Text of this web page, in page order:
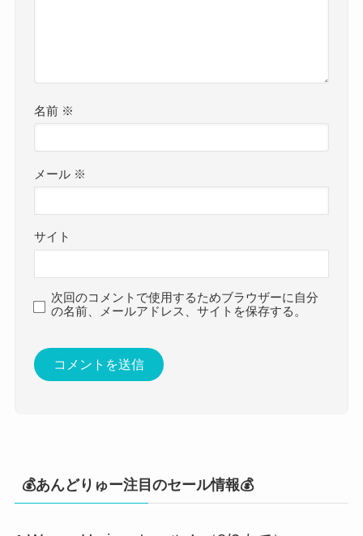
名前 ※
メール ※
サイト
次回のコメントで使用するためブラウザーに自分
の名前、メールアドレス、サイトを保存する。
💰あんどりゅー注目のセール情報💰